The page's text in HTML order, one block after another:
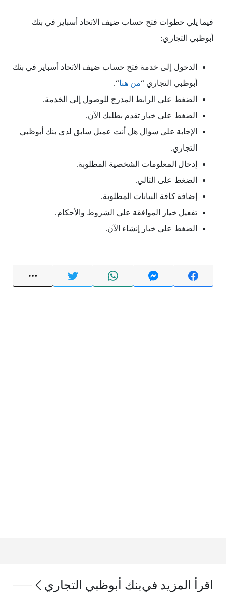
فيما يلي خطوات فتح حساب ضيف الاتحاد أسباير في بنك
أبوظبي التجاري:
الدخول إلى خدمة فتح حساب ضيف الاتحاد أسباير في بنك
أبوظبي التجاري “من هنا“.
الضغط على الرابط المدرج للوصول إلى الخدمة.
الضغط على خيار تقدم بطلبك الآن.
الإجابة على سؤال هل أنت عميل سابق لدى بنك أبوظبي
التجاري.
إدخال المعلومات الشخصية المطلوبة.
الضغط على التالي.
إضافة كافة البيانات المطلوبة.
تفعيل خيار الموافقة على الشروط والأحكام.
الضغط على خيار إنشاء الآن.
اقرأ المزيد فيبنك أبوظبي التجاري